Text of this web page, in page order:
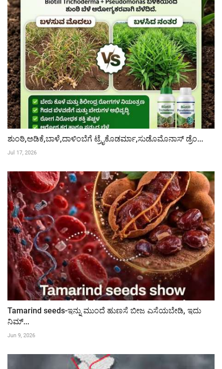
ಶುಂಠಿ,ಅಡಿಕೆ,ಬಾಳೆ,ದಾಳಿಂಬೆಗೆ ಟ್ರೈಕೊಡರ್ಮಾ,ಸುಡೊಮೊನಾಸ್ ಡ್ರೆಂ...
Jul 17, 2026
Tamarind seeds-ಇನ್ನು ಮುಂದೆ ಹುಣಸೆ ಬೀಜ ಎಸೆಯಬೇಡಿ, ಇದು
ನಿಮ್...
Jun 9, 2026